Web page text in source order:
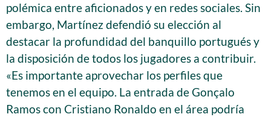
polémica entre aficionados y en redes sociales. Sin
embargo, Martínez defendió su elección al
destacar la profundidad del banquillo portugués y
la disposición de todos los jugadores a contribuir.
«Es importante aprovechar los perfiles que
tenemos en el equipo. La entrada de Gonçalo
Ramos con Cristiano Ronaldo en el área podría